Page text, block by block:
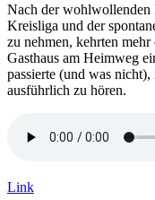
Nach der wohlwollenden
Kreisliga und der
zu nehmen, kehrten
Gasthaus am Heimweg
passierte (und was
ausführlich zu hören.
Link